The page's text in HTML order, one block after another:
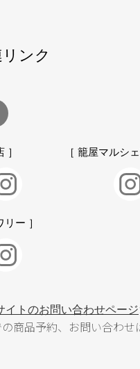
ンク
］ ［ 籠屋マルシ
リー ］
イトのお問い合わせページ
商品予約、お問い合わせ